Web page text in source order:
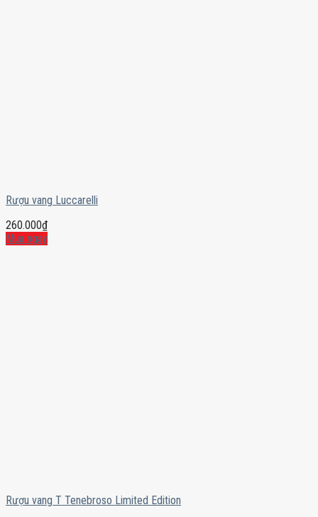
Rượu vang Luccarelli
260.000₫
Mua ngay
Rượu vang T Tenebroso Limited Edition